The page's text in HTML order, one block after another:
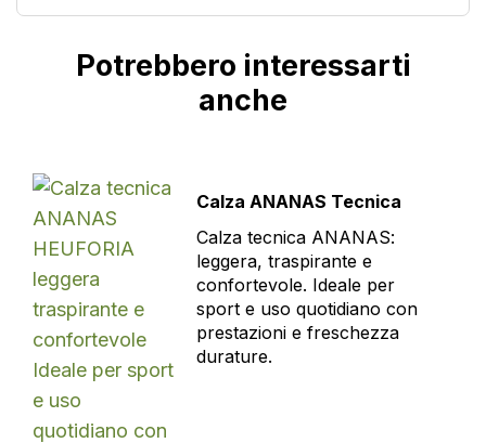
Potrebbero interessarti
anche
Calza ANANAS Tecnica
Calza tecnica ANANAS:
leggera, traspirante e
confortevole. Ideale per
sport e uso quotidiano con
prestazioni e freschezza
durature.